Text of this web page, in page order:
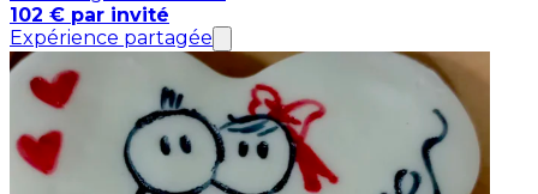
102 € par invité
Expérience partagée